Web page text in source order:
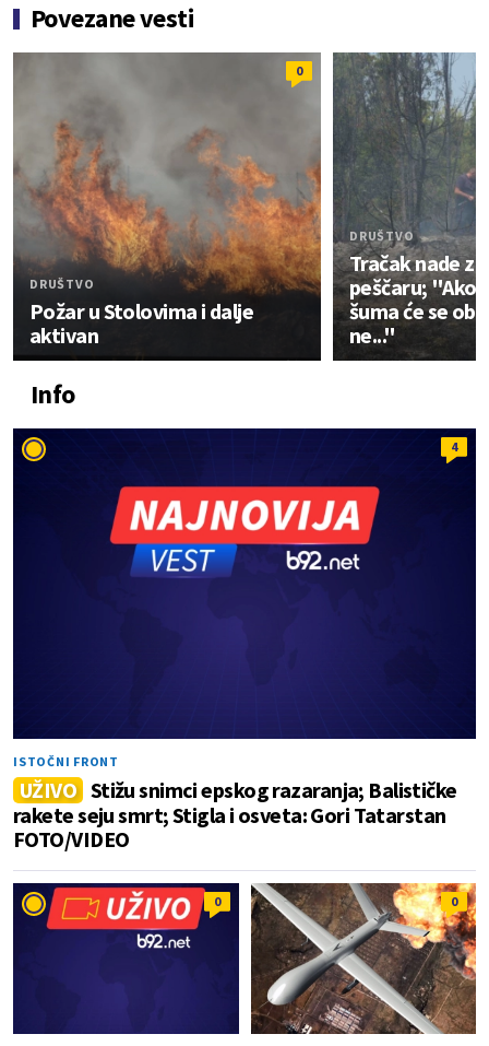
Povezane vesti
0
DRUŠTVO
Požar u Stolovima i dalje
aktivan
DRUŠTVO
Tračak nade
peščaru; "Ako
šuma će se
ne..."
Info
4
ISTOČNI FRONT
UŽIVO Stižu snimci epskog razaranja; Balističke
rakete seju smrt; Stigla i osveta: Gori Tatarstan
FOTO/VIDEO
0 0